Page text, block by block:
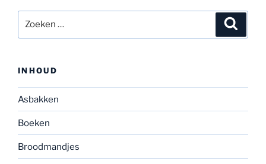
naar:
INHOUD
Asbakken
Boeken
Broodmandjes